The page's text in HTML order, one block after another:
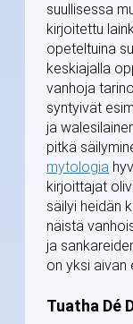
suullisessa
kirjoitettu
opeteltuina
keskiajalla
vanhoja
syntyivät
ja
pitkä
mytologia
kirjoittajat
säilyi heidän
näistä
ja
on yksi aivan
Tuatha Dé